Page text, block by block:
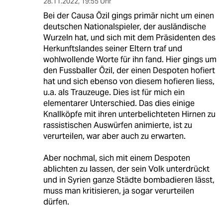
Bei der Causa Özil gings primär nicht um einen
deutschen Nationalspieler, der ausländische
Wurzeln hat, und sich mit dem Präsidenten des
Herkunftslandes seiner Eltern traf und
wohlwollende Worte für ihn fand. Hier gings um
den Fussballer Özil, der einen Despoten hofiert
hat und sich ebenso von diesem hofieren liess,
u.a. als Trauzeuge. Dies ist für mich ein
elementarer Unterschied. Das dies einige
Knallköpfe mit ihren unterbelichteten Hirnen zu
rassistischen Auswürfen animierte, ist zu
verurteilen, war aber auch zu erwarten.
Aber nochmal, sich mit einem Despoten
ablichten zu lassen, der sein Volk unterdrückt
und in Syrien ganze Städte bombadieren lässt,
muss man kritisieren, ja sogar verurteilen
dürfen.